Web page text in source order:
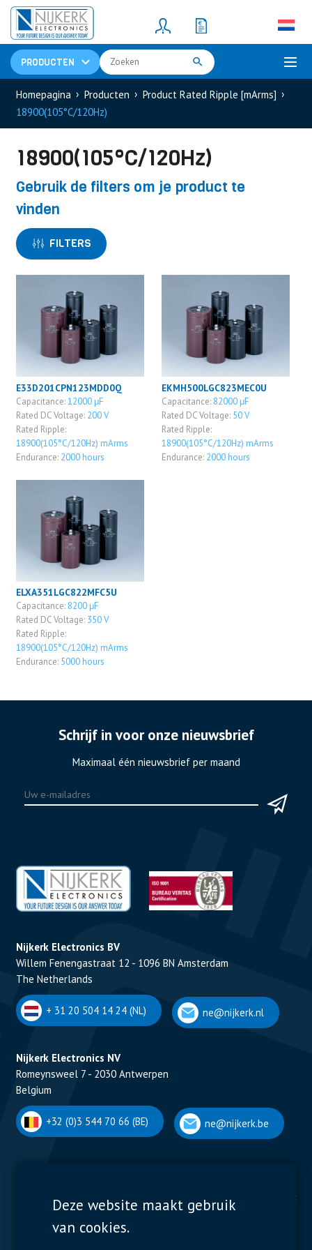
PRODUCTEN
Resistors(781)
Shunt Resistor
Homepagina Producten
Product Rated Ripple [mArms]
18900(105°C/120Hz)
18900(105°C/120Hz)
Gebruik de filters om je product te
vinden
FILTERS
E33D201CPN123MDD0Q
Capacitance:12000 μF
Rated DC Voltage: 200 V
Rated Ripple:
18900(105°C/120Hz) mArms
Endurance: 2000 hours
EKMH500LGC823MEC0U
Capacitance: 82000 μF
Rated DC Voltage: 50 V
Rated Ripple:
18900(105°C/120Hz) mArms
Endurance: 2000 hours
ELXA351LGC822MFC5U
Capacitance: 8200 μF
Rated DC Voltage: 350 V
Rated Ripple:
18900(105°C/120Hz) mArms
Endurance: 5000 hours
Schrijf in voor onze nieuwsbrief
Maximaal één nieuwsbrief per maand
Nijkerk Electronics BV
Willem Fenengastraat 12 - 1096 BN Amsterdam
The Netherlands
+ 31 20 504 14 24 (NL) ne@nijkerk.nl
Nijkerk Electronics NV
Romeynsweel 7 - 2030 Antwerpen
Belgium
+32 (0)3 544 70 66 (BE) ne@nijkerk.be
Display Solutions
Displays
Power Solutions
Deze website maakt gebruik
van cookies.